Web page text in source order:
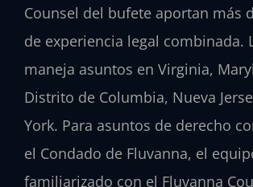
Counsel del bufete aportan más
de experiencia legal combinada.
maneja asuntos en Virginia,
Distrito de Columbia, Nueva
York. Para asuntos de derecho
el Condado de Fluvanna, el
familiarizado con el Fluvanna